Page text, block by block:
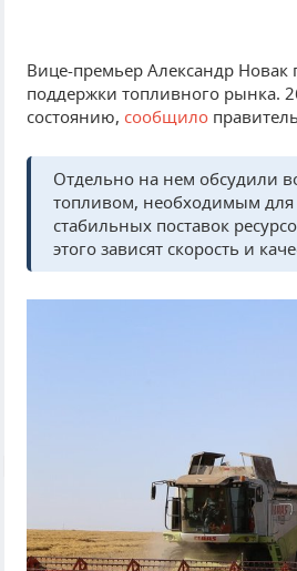
Вице-премьер Александр
поддержки топливного рынка.
состоянию, сообщило
Отдельно на нем обсудили
топливом, необходимым для
стабильных поставок
этого зависят скорость и